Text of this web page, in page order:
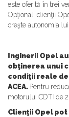
este oferită în trei
Opţional, clienţii
creşte autonomia
Inginerii Opel
obţinerea unui
condiţii reale
ACEA. Pentru
motorului CDTI de
Clienţii Opel